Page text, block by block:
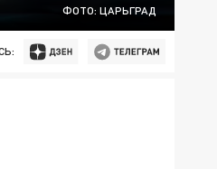
ФОТО: ЦАРЬГРАД